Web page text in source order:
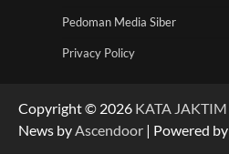
Pedoman Media Siber
Privacy Policy
Copyright © 2026 KATA JAKTIM
News byAscendoor | Powered by